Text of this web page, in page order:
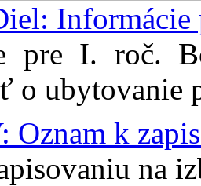
Informácie
pre I. roč.
o ubytovanie
k
na